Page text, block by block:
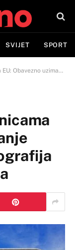
SVIJET SPORT
prstiju i fotografija lica od 10. novembra